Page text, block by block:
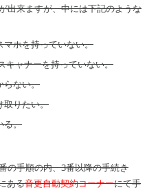
出来ますが、中には下記のような
ホを持っていない。
ャナーを持っていない。
ない。
りたい。
る。
の手順の内、3番以降の手続き
ある音更自動契約コーナーにて手